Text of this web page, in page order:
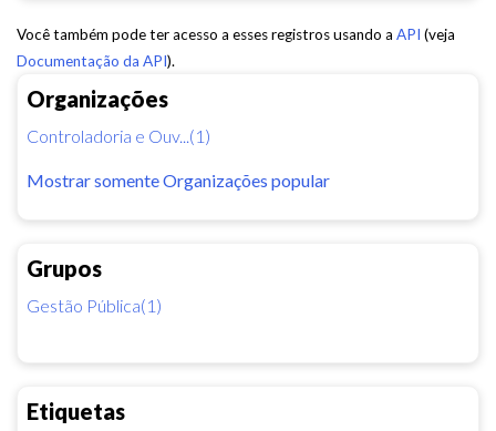
Organizações
Controladoria e Ouv...(1)
Mostrar somente Organizações popular
Grupos
Gestão Pública(1)
Etiquetas
Você também pode ter acesso a esses registros usando a API (veja
Documentação da API).